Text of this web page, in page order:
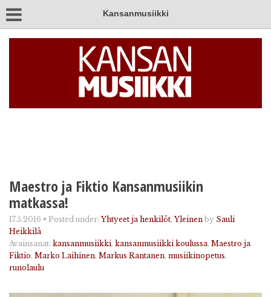
Kansanmusiikki
Maestro ja Fiktio Kansanmusiikin
matkassa!
17.5.2016 • Posted under: Yhtyeet ja henkilöt, Yleinen by Sauli
Heikkilä
Avainsanat: kansanmusiikki, kansanmusiikki koulussa, Maestro ja
Fiktio, Marko Laihinen, Markus Rantanen, musiikinopetus,
runolaulu